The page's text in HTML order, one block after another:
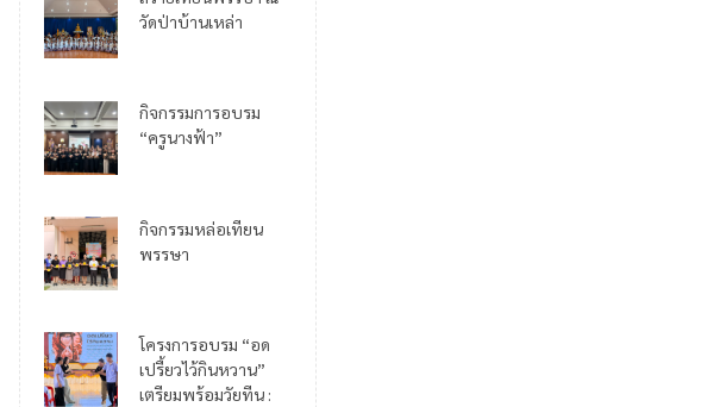
วัดป่าบ้านเหล่า
กิจกรรมการอบรม
“ครูนางฟ้า”
กิจกรรมหล่อเทียน
พรรษา
โครงการอบรม “อด
เปรี้ยวไว้กินหวาน”
เตรียมพร้อมวัยทีน :